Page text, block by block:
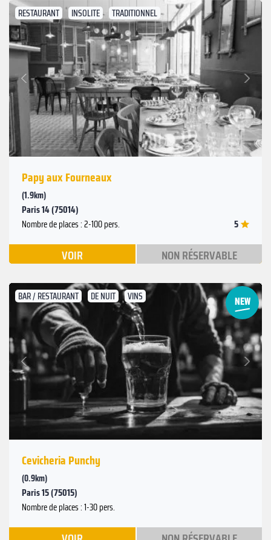
RESTAURANT INSOLITE TRADITIONNEL
Précédent
Suivant
Papy aux Fourneaux
(1.9km)
Paris 14 (75014)
Nombre de places : 2-100 pers. 5
VOIR NON RÉSERVABLE
BAR / RESTAURANT DE NUIT VINS
Précédent
Suivant
Cevicheria Punchy
(0.9km)
Paris 15 (75015)
Nombre de places : 1-30 pers.